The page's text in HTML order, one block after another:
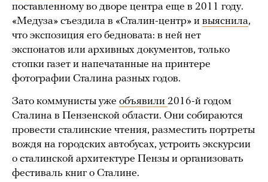
поставленному во дворе центра еще в 2011 году.
«Медуза» съездила в «Сталин-центр» и выяснила,
что экспозиция его бедновата: в ней нет
экспонатов или архивных документов, только
стопки газет и напечатанные на принтере
фотографии Сталина разных годов.
Зато коммунисты уже объявили 2016-й годом
Сталина в Пензенской области. Они собираются
провести сталинские чтения, разместить портреты
вождя на городских автобусах, устроить экскурсии
о сталинской архитектуре Пензы и организовать
фестиваль книг о Сталине.